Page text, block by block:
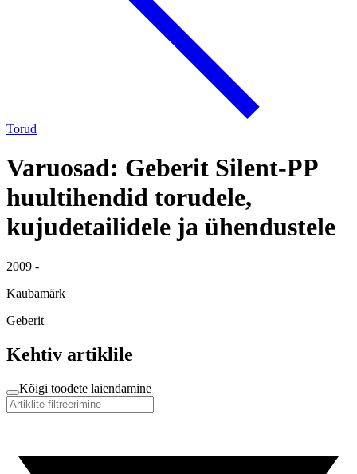
Torud
Varuosad: Geberit Silent-PP
huultihendid torudele,
kujudetailidele ja ühendustele
2009 -
Kaubamärk
Geberit
Kehtiv artiklile
Kõigi toodete laiendamine